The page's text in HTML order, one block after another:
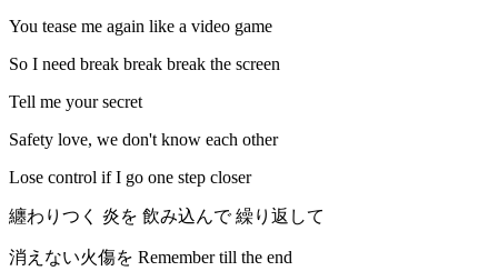
You tease me again like a video game
So I need break break break the screen
Tell me your secret
Safety love, we don't know each other
Lose control if I go one step closer
纏わりつく 炎を 飲み込んで 繰り返して
消えない火傷を Remember till the end